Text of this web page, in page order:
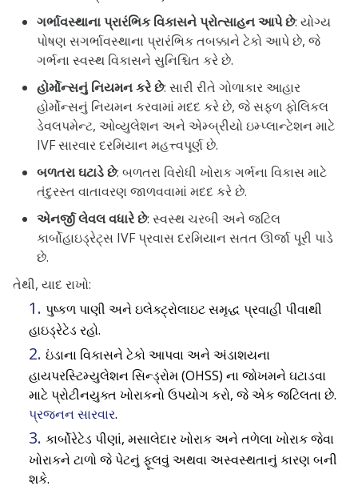
ગર્ભાવસ્થાના પ્રારંભિક વિકાસને પ્રોત્સાહન આપે છે: યોગ્ય
પોષણ સગર્ભાવસ્થાના પ્રારંભિક તબક્કાને ટેકો આપે છે, જે
ગર્ભના સ્વસ્થ વિકાસને સુનિશ્ચિત કરે છે.
હોર્મોન્સનું નિયમન કરે છે: સારી રીતે ગોળાકાર આહાર
હોર્મોન્સનું નિયમન કરવામાં મદદ કરે છે, જે સફળ ફોલિકલ
ડેવલપમેન્ટ, ઓવ્યુલેશન અને એમ્બ્રીયો ઇમ્પ્લાન્ટેશન માટે
IVF સારવાર દરમિયાન મહત્ત્વપૂર્ણ છે.
બળતરા ઘટાડે છે: બળતરા વિરોધી ખોરાક ગર્ભના વિકાસ માટે
તંદુરસ્ત વાતાવરણ જાળવવામાં મદદ કરે છે.
એનર્જી લેવલ વધારે છે: સ્વસ્થ ચરબી અને જટિલ
કાર્બોહાઇડ્રેટ્સ IVF પ્રવાસ દરમિયાન સતત ઊર્જા પૂરી પાડે
છે.
તેથી, યાદ રાખો:
પુષ્કળ પાણી અને ઇલેક્ટ્રોલાઇટ સમૃદ્ધ પ્રવાહી પીવાથી
હાઇડ્રેટેડ રહો.
ઇંડાના વિકાસને ટેકો આપવા અને અંડાશયના
હાયપરસ્ટિમ્યુલેશન સિન્ડ્રોમ (OHSS) ના જોખમને ઘટાડવા
માટે પ્રોટીનયુક્ત ખોરાકનો ઉપયોગ કરો, જે એક જટિલતા છે.
પ્રજનન સારવાર.
કાર્બોરેટેડ પીણાં, મસાલેદાર ખોરાક અને તળેલા ખોરાક જેવા
ખોરાકને ટાળો જે પેટનું ફૂલવું અથવા અસ્વસ્થતાનું કારણ બની
શકે.